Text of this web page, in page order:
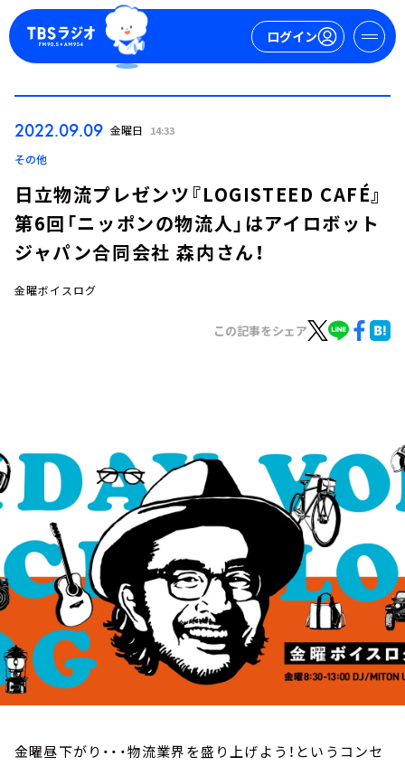
ログイン
YouTube
会社情報
2022.09.09 金曜日 14:33
その他
日立物流プレゼンツ『LOGISTEED CAFÉ』
第6回「ニッポンの物流人」はアイロボット
ジャパン合同会社 森内さん！
金曜ボイスログ
この記事をシェア
金曜昼下がり・・・物流業界を盛り上げよう！というコンセ